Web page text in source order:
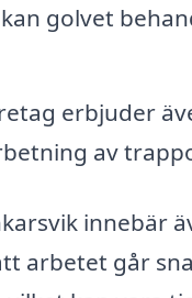
golvet
erbjuder
av
innebär
arbetet går